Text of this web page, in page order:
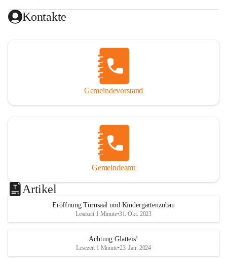
Kontakte
Gemeindevorstand
Gemeindeamt
Artikel
Eröffnung Turnsaal und Kindergartenzubau
Lesezeit 1 Minute•31. Okt. 2023
Achtung Glatteis!
Lesezeit 1 Minute•23. Jan. 2024